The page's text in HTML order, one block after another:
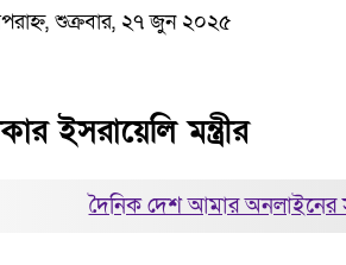
শুক্রবার, ২৭ জুন ২০২৫
ইসরায়েলি মন্ত্রীর
দৈনিক দেশ আমার